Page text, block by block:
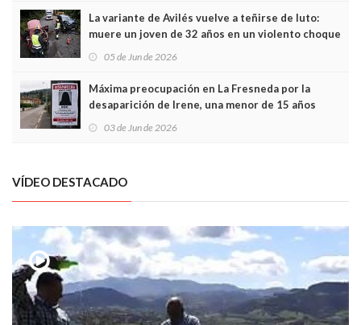
La variante de Avilés vuelve a teñirse de luto:
muere un joven de 32 años en un violento choque
frontal
05 de Jun de 2026
Máxima preocupación en La Fresneda por la
desaparición de Irene, una menor de 15 años
03 de Jun de 2026
VÍDEO DESTACADO